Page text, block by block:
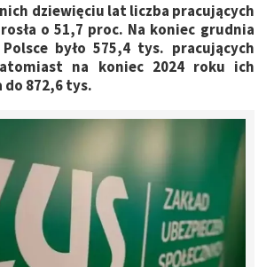
dziewięciu lat liczba pracujących
o 51,7 proc. Na koniec grudnia
było 575,4 tys. pracujących
na koniec 2024 roku ich
do 872,6 tys.